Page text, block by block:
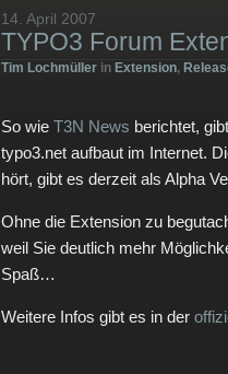
14. April 2007
TYPO3 Forum
Tim Lochmüller in Extension,
So wie T3N News berichtet,
typo3.net aufbaut im Internet.
hört, gibt es derzeit als Alpha
Ohne die Extension zu
weil Sie deutlich mehr
Spaß…
Weitere Infos gibt es in der